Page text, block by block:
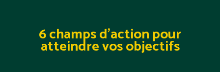
6 champs d'action pour
atteindre vos objectifs